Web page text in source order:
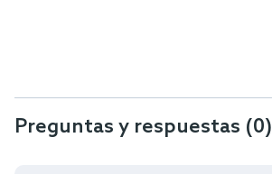
Preguntas y respuestas (0)